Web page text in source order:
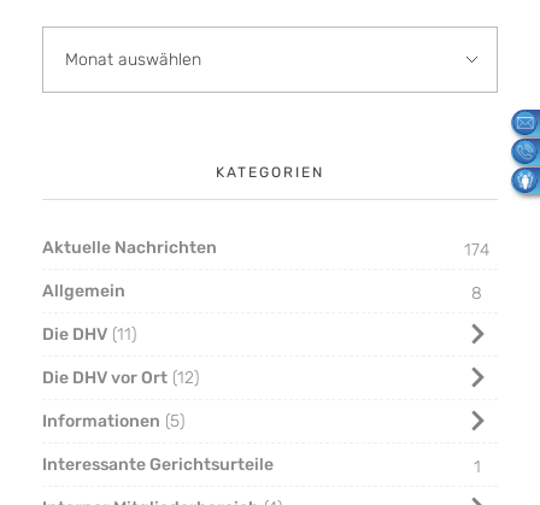
KATEGORIEN
Aktuelle Nachrichten
174
Allgemein
8
Die DHV 11
Die DHV vor Ort 12
Informationen 5
Interessante Gerichtsurteile
1